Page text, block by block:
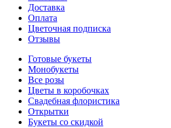
Доставка
Оплата
Цветочная подписка
Отзывы
Готовые букеты
Монобукеты
Все розы
Цветы в коробочках
Свадебная флористика
Открытки
Букеты со скидкой